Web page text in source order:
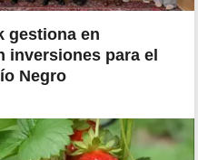
gestiona en
inversiones para el
Negro